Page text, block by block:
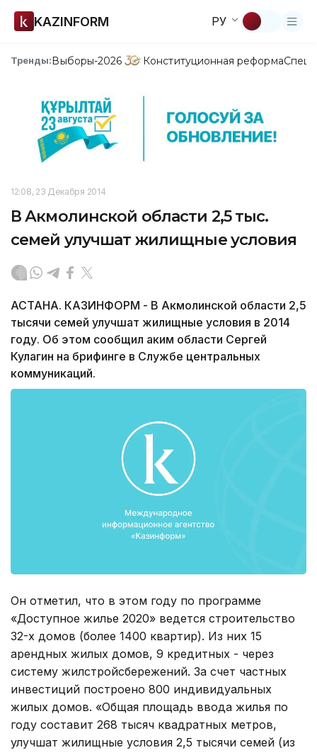
KAZINFORM РУ
Тренды:Выборы-2026 Конституционная реформа
12:08, 23 Декабря 2014
В Акмолинской области 2,5 тыс.
семей улучшат жилищные условия
АСТАНА. КАЗИНФОРМ - В Акмолинской области 2,5
тысячи семей улучшат жилищные условия в 2014
году. Об этом сообщил аким области Сергей
Кулагин на брифинге в Службе центральных
коммуникаций.
Он отметил, что в этом году по программе
«Доступное жилье 2020» ведется строительство
32-х домов (более 1400 квартир). Из них 15
арендных жилых домов, 9 кредитных - через
систему жилстройсбережений. За счет частных
инвестиций построено 800 индивидуальных
жилых домов. «Общая площадь ввода жилья по
году составит 268 тысяч квадратных метров,
улучшат жилищные условия 2,5 тысячи семей (из